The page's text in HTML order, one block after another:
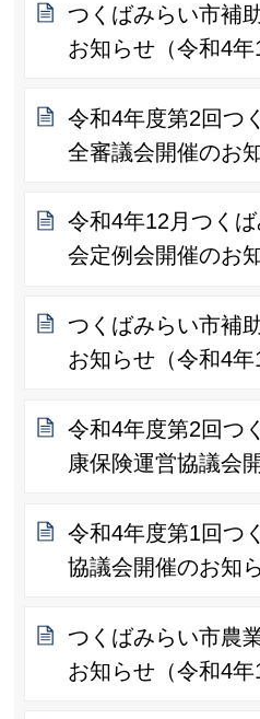
つくばみらい市補
お知らせ（令和4年
令和4年度第2回つ
全審議会開催のお
令和4年12月つく
会定例会開催のお
つくばみらい市補
お知らせ（令和4年
令和4年度第2回つ
康保険運営協議会
令和4年度第1回つ
協議会開催のお知
つくばみらい市農
お知らせ（令和4年